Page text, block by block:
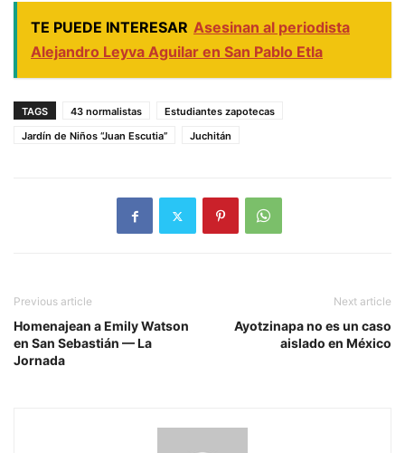
TE PUEDE INTERESAR Asesinan al periodista
Alejandro Leyva Aguilar en San Pablo Etla
TAGS 43 normalistas
Estudiantes zapotecas
Jardín de Niños “Juan Escutia”
Juchitán
Previous article
Homenajean a Emily Watson
en San Sebastián — La
Jornada
Next article
Ayotzinapa no es un caso
aislado en México